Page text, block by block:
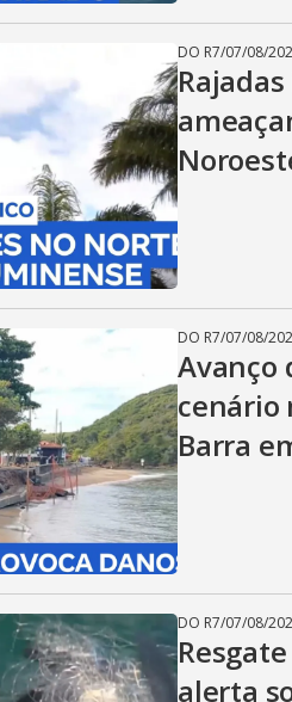
DO R7/07/08/
DO R7/07/08/
Avanço
cenário
Barra
DO R7/07/08/
alerta